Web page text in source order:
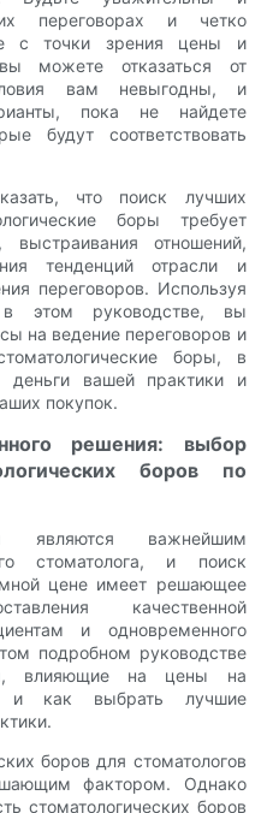
переговорах и четко
с точки зрения цены и
можете отказаться от
вам невыгодны, и
пока не найдете
будут соответствовать
что поиск лучших
боры требует
выстраивания отношений,
тенденций отрасли и
переговоров. Используя
в этом руководстве, вы
на ведение переговоров и
боры, в
деньги вашей практики и
покупок.
решения: выбор
боров по
являются важнейшим
стоматолога, и поиск
цене имеет решающее
качественной
и одновременного
подробном руководстве
влияющие на цены на
и как выбрать лучшие
боров для стоматологов
фактором. Однако
стоматологических боров